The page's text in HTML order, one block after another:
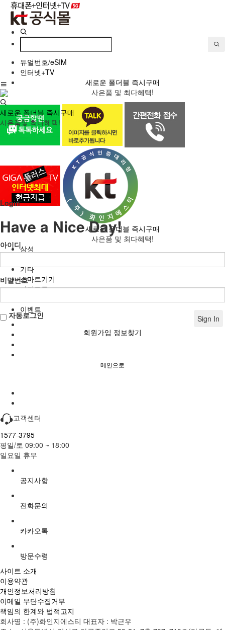
듀얼번호/eSIM
인터넷+TV
새로운 폴더블 즉시구매
사은품 및 최다혜택!
새로운 폴더블 즉시구매
사은품 및 최다혜택!
삼성
기타
스마트기기
가전구독
이벤트
새로운 폴더블 즉시구매
사은품및 최다혜택!
Login
Have a Nice Day!
아이디
비밀번호
자동로그인
Sign In
회원가입 정보찾기
메인으로
고객센터
1577-3795
평일/토 09:00 ~ 18:00
일요일 휴무
공지사항
전화문의
카카오톡
방문수령
사이트 소개
이용약관
개인정보처리방침
이메일 무단수집거부
책임의 한계와 법적고지
회사명 : (주)화인지에스티 대표자 : 박근우